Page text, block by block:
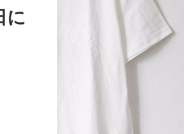
に